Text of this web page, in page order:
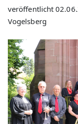
veröffentlicht
Vogelsberg